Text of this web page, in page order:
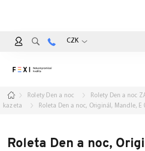
CZK
DomůRolety Den a noc Rolety Den a noc
kazeta
Roleta Den a noc, Originál, Mandle, E
Roleta Den a noc,